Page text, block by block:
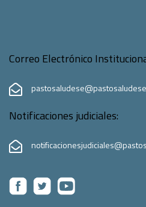
Correo Electrónico
Notificaciones judiciales: